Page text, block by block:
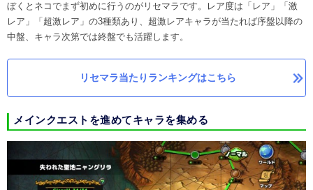
ぼくとネコでまず初めに行うのがリセマラです。レア度は「レア」「激
レア」「超激レア」の3種類あり、超激レアキャラが当たれば序盤以降の
中盤、キャラ次第では終盤でも活躍します。
リセマラ当たりランキングはこちら
メインクエストを進めてキャラを集める